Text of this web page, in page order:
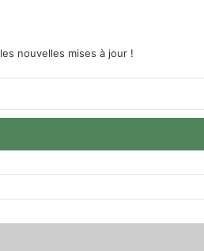
nouvelles mises à jour !